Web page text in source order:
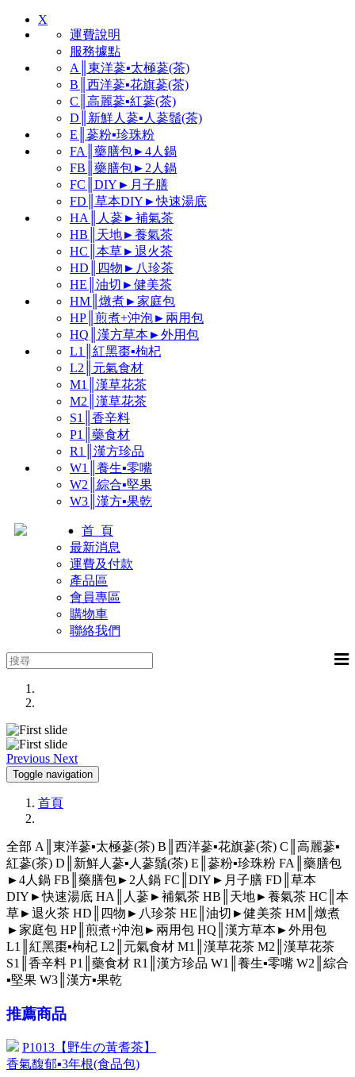
X
運費說明
服務據點
A║東洋蔘▪太極蔘(茶)
B║西洋蔘▪花旗蔘(茶)
C║高麗蔘▪紅蔘(茶)
D║新鮮人蔘▪人蔘鬚(茶)
E║蔘粉▪珍珠粉
FA║藥膳包►4人鍋
FB║藥膳包►2人鍋
FC║DIY►月子膳
FD║草本DIY►快速湯底
HA║人蔘►補氣茶
HB║天地►養氣茶
HC║本草►退火茶
HD║四物►八珍茶
HE║油切►健美茶
HM║燉煮►家庭包
HP║煎煮+沖泡►兩用包
HQ║漢方草本►外用包
L1║紅黑棗▪枸杞
L2║元氣食材
M1║漢草花茶
M2║漢草花茶
S1║香辛料
P1║藥食材
R1║漢方珍品
W1║養生▪零嘴
W2║綜合▪堅果
W3║漢方▪果乾
首 頁
最新消息
運費及付款
產品區
會員專區
購物車
聯絡我們
Previous Next
Toggle navigation
首頁
全部 A║東洋蔘▪太極蔘(茶) B║西洋蔘▪花旗蔘(茶) C║高麗蔘▪
紅蔘(茶) D║新鮮人蔘▪人蔘鬚(茶) E║蔘粉▪珍珠粉 FA║藥膳包
►4人鍋 FB║藥膳包►2人鍋 FC║DIY►月子膳 FD║草本
DIY►快速湯底 HA║人蔘►補氣茶 HB║天地►養氣茶 HC║本
草►退火茶 HD║四物►八珍茶 HE║油切►健美茶 HM║燉煮
►家庭包 HP║煎煮+沖泡►兩用包 HQ║漢方草本►外用包
L1║紅黑棗▪枸杞 L2║元氣食材 M1║漢草花茶 M2║漢草花茶
S1║香辛料 P1║藥食材 R1║漢方珍品 W1║養生▪零嘴 W2║綜合
▪堅果 W3║漢方▪果乾
推薦商品
P1013【野生の黃耆茶】
香氣馥郁▪3年根(食品包)